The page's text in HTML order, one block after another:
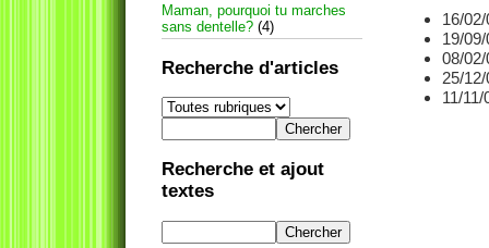
16/
19/
08/
25/
11/
Maman, pourquoi tu marches
sans dentelle? (4)
Recherche d'articles
Recherche et ajout
textes